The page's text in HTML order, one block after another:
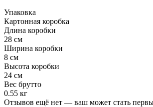
Упаковка
Картонная коробка
Длина коробки
28 см
Ширина коробки
8 см
Высота коробки
24 см
Вес брутто
0.55 кг
Отзывов ещё нет — ваш может стать